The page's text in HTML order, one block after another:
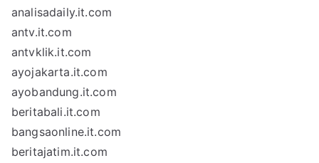
analisadaily.it.com
antv.it.com
antvklik.it.com
ayojakarta.it.com
ayobandung.it.com
beritabali.it.com
bangsaonline.it.com
beritajatim.it.com